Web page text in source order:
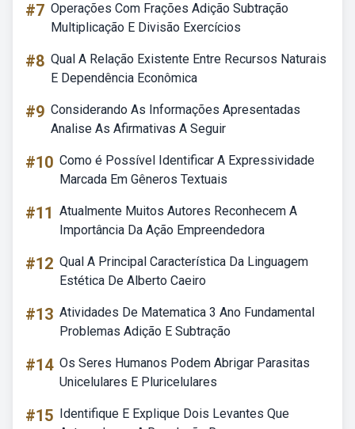
#7 Operações Com Frações Adição Subtração
Multiplicação E Divisão Exercícios
#8 Qual A Relação Existente Entre Recursos Naturais
E Dependência Econômica
#9 Considerando As Informações Apresentadas
Analise As Afirmativas A Seguir
#10 Como é Possível Identificar A Expressividade
Marcada Em Gêneros Textuais
#11 Atualmente Muitos Autores Reconhecem A
Importância Da Ação Empreendedora
#12 Qual A Principal Característica Da Linguagem
Estética De Alberto Caeiro
#13 Atividades De Matematica 3 Ano Fundamental
Problemas Adição E Subtração
#14 Os Seres Humanos Podem Abrigar Parasitas
Unicelulares E Pluricelulares
#15 Identifique E Explique Dois Levantes Que